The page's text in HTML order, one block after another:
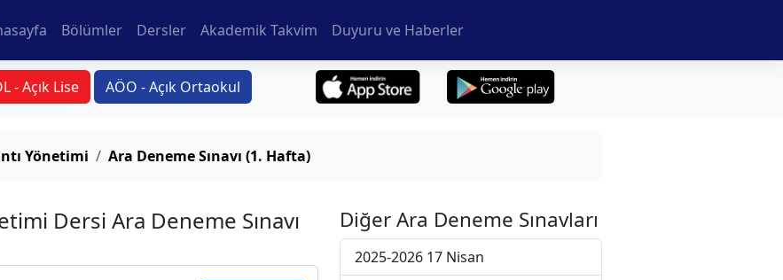
Bölümler Dersler Akademik Takvim Duyuru ve Haberler
- Açık Lise AÖO - Açık Ortaokul
Yönetimi Ara Deneme Sınavı (1. Hafta)
Dersi Ara Deneme Sınavı
Diğer Ara Deneme Sınavları
2025-2026 17 Nisan